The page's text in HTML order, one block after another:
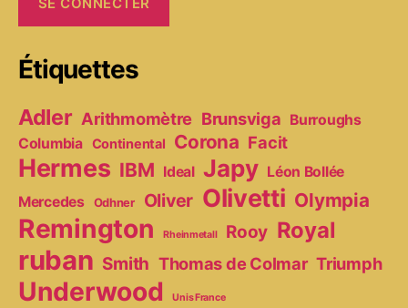
Étiquettes
Adler Arithmomètre Brunsviga Burroughs
Columbia Continental Corona Facit
Hermes IBM Ideal Japy Léon Bollée
Mercedes
Odhner Oliver Olivetti Olympia
Remington Rheinmetall Rooy Royal
ruban Smith Thomas de Colmar Triumph
Underwood Unis France